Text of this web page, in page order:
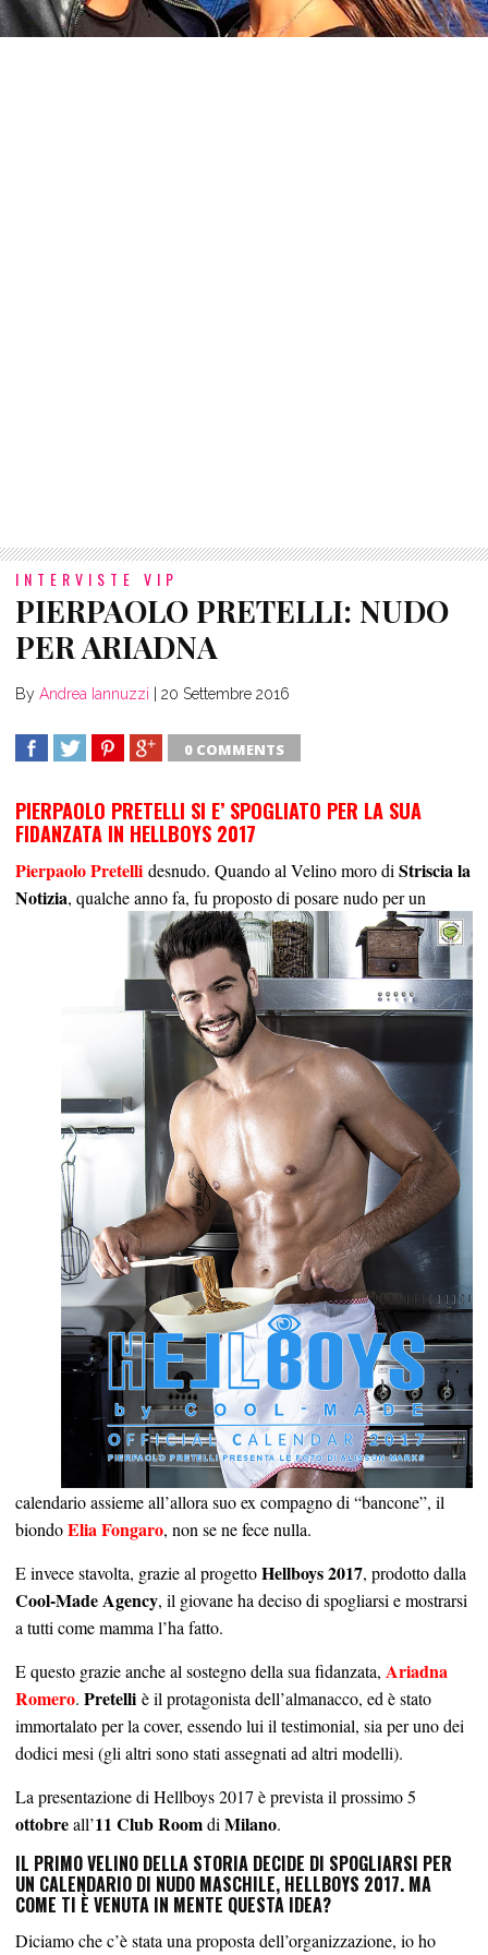
INTERVISTE VIP
PIERPAOLO PRETELLI: NUDO
PER ARIADNA
By Andrea Iannuzzi 20 Settembre 2016
0 COMMENTS
PIERPAOLO PRETELLI SI E’ SPOGLIATO PER LA SUA
FIDANZATA IN HELLBOYS 2017
Pierpaolo Pretelli desnudo. Quando al Velino moro diStriscia la
Notizia, qualche anno fa, fuproposto di posare nudo per un
calendario assieme all’allora suo ex compagno di “bancone”, il
biondoElia Fongaro, non se ne fece nulla.
E invece stavolta, grazie al progettoHellboys 2017, prodotto dalla
Cool-Made Agency, il giovane ha deciso di spogliarsi e mostrarsi
a tutti come mamma l’ha fatto.
E questo grazie anche al sostegno della sua fidanzata, Ariadna
Romero. Pretelli è il protagonista dell’almanacco, ed è stato
immortalato per la cover, essendo lui il testimonial, sia per uno dei
dodici mesi (gli altri sono stati assegnati ad altri modelli).
La presentazione di Hellboys 2017 è prevista il prossimo 5
ottobreall’11 Club Roomdi Milano.
IL PRIMO VELINO DELLA STORIA DECIDE DI SPOGLIARSI PER
UN CALENDARIO DI NUDO MASCHILE, HELLBOYS 2017. MA
COME TI È VENUTA IN MENTE QUESTA IDEA?
Diciamo che c’è stata una proposta dell’organizzazione, io ho